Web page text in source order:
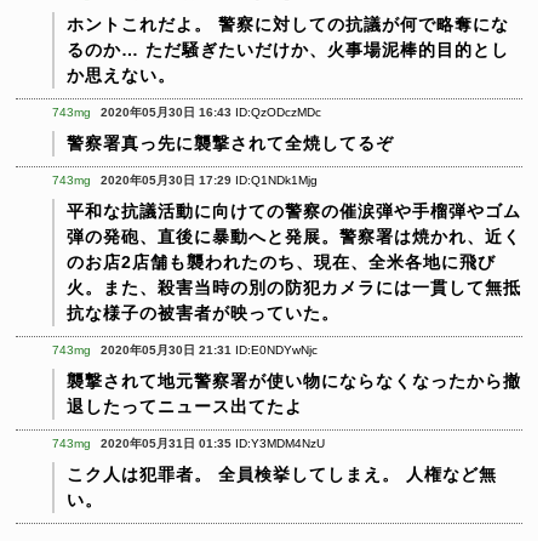
ホントこれだよ。
警察に対しての抗議が何で略奪にな
るのか… ただ騒ぎたいだけか、火事場泥棒的目的とし
か思えない。
743mg 2020年05月30日 16:43 ID:QzODczMDc
警察署真っ先に襲撃されて全焼してるぞ
743mg 2020年05月30日 17:29 ID:Q1NDk1Mjg
平和な抗議活動に向けての警察の催涙弾や手榴弾やゴム
弾の発砲、直後に暴動へと発展。警察署は焼かれ、近く
のお店2店舗も襲われたのち、現在、全米各地に飛び
火。また、殺害当時の別の防犯カメラには一貫して無抵
抗な様子の被害者が映っていた。
743mg 2020年05月30日 21:31 ID:E0NDYwNjc
襲撃されて地元警察署が使い物にならなくなったから撤
退したってニュース出てたよ
743mg 2020年05月31日 01:35 ID:Y3MDM4NzU
こク人は犯罪者。 全員検挙してしまえ。
人権など無
い。